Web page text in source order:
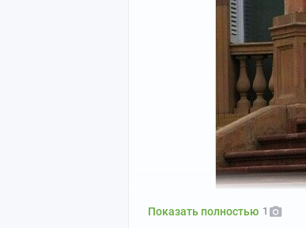
Показать полностью 1